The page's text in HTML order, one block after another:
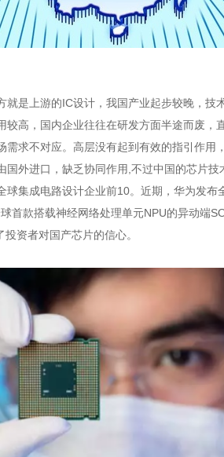
是上游的IC设计，我国产业起步较晚，技
较高，国内企业往往在研发方面半途而废，
需求不对应。高层没有起到有效的指引作用
国外进口，缺乏协同作用,不过中国的芯片技
球集成电路设计企业前10。近期，华为发布
款搭载神经网络处理单元NPU的异动端
资者对国产芯片的信心。